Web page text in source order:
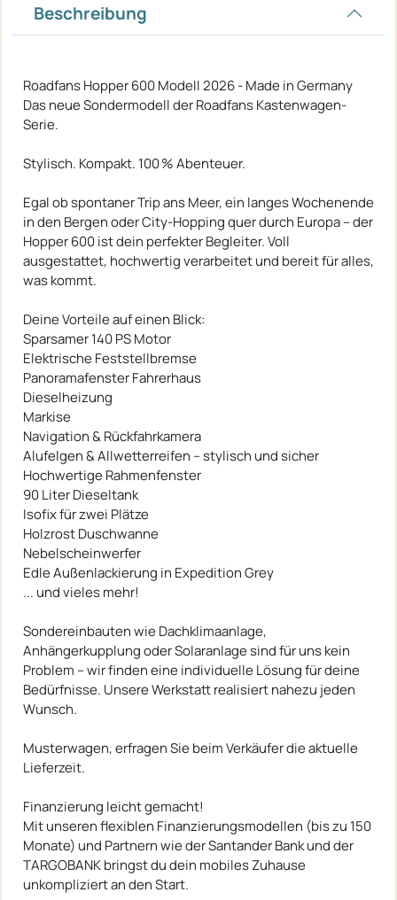
Beschreibung
Roadfans Hopper 600 Modell 2026 - Made in Germany
Das neue Sondermodell der Roadfans Kastenwagen-
Serie.
Stylisch. Kompakt. 100 % Abenteuer.
Egal ob spontaner Trip ans Meer, ein langes Wochenende
in den Bergen oder City-Hopping quer durch Europa – der
Hopper 600 ist dein perfekter Begleiter. Voll
ausgestattet, hochwertig verarbeitet und bereit für alles,
was kommt.
Deine Vorteile auf einen Blick:
Sparsamer 140 PS Motor
Elektrische Feststellbremse
Panoramafenster Fahrerhaus
Dieselheizung
Markise
Navigation & Rückfahrkamera
Alufelgen & Allwetterreifen – stylisch und sicher
Hochwertige Rahmenfenster
90 Liter Dieseltank
Isofix für zwei Plätze
Holzrost Duschwanne
Nebelscheinwerfer
Edle Außenlackierung in Expedition Grey
... und vieles mehr!
Sondereinbauten wie Dachklimaanlage,
Anhängerkupplung oder Solaranlage sind für uns kein
Problem – wir finden eine individuelle Lösung für deine
Bedürfnisse. Unsere Werkstatt realisiert nahezu jeden
Wunsch.
Musterwagen, erfragen Sie beim Verkäufer die aktuelle
Lieferzeit.
Finanzierung leicht gemacht!
Mit unseren flexiblen Finanzierungsmodellen (bis zu 150
Monate) und Partnern wie der Santander Bank und der
TARGOBANK bringst du dein mobiles Zuhause
unkompliziert an den Start.